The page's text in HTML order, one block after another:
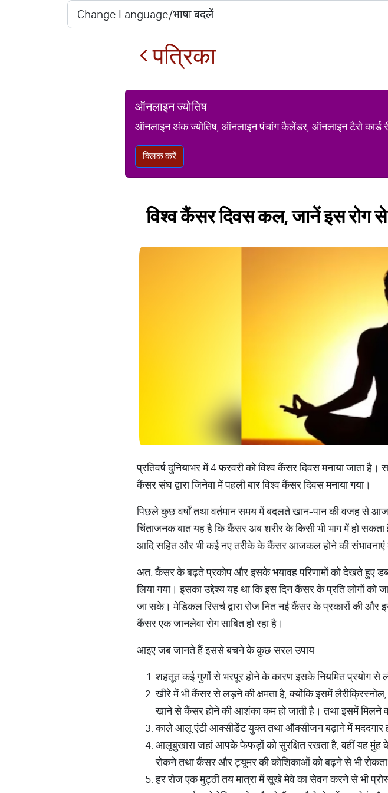
पत्रिका
ऑनलाइन ज्योतिष
ऑनलाइन अंक ज्योतिष, ऑनलाइन पंचांग कैलेंडर, ऑनलाइन टैरो कार्ड
क्लिक करें
विश्‍व कैंसर दिवस कल, जानें इस रोग
प्रतिवर्ष दुनियाभर में 4 फरवरी को विश्व कैंसर दिवस मनाया जाता
कैंसर संघ द्वारा जिनेवा में पहली बार विश्व कैंसर दिवस मनाया गया।
पिछले कुछ वर्षों तथा वर्तमान समय में बदलते खान-पान की वजह से
चिंताजनक बात यह है कि कैंसर अब शरीर के किसी भी भाग में हो
आदि सहित और भी कई नए तरीके के कैंसर आजकल होने की संभावनाएं
अत: कैंसर के बढ़ते प्रकोप और इसके भयावह परिणामों को देखते हुए
लिया गया। इसका उद्देश्य यह था कि इस दिन कैंसर के प्रति लोगों को
जा सके। मेडिकल रिसर्च द्वारा रोज नित नई कैंसर के प्रकारों की
कैंसर एक जानलेवा रोग साबित हो रहा है।
आइए जब जानते हैं इससे बचने के कुछ सरल उपाय-
शहतूत कई गुणों से भरपूर होने के कारण इसके नियमित प्रयोग
खीरे में भी कैंसर से लड़ने की क्षमता है, क्योंकि इसमें
खाने से कैंसर होने की आशंका कम हो जाती है। तथा इसमें मिलने
काले आलू एंटी आक्सीडेंट युक्त तथा ऑक्सीजन बढ़ाने में मददगार
आलूबुखारा जहां आपके फेफड़ों को सुरक्षि‍त रखता है, वहीं यह मुंह
रोकने तथा कैंसर और ट्यूमर की कोशिकाओं को बढ़ने से भी
हर रोज एक मुट्ठी तय मात्रा में सूखे मेवे का सेवन करने से भी